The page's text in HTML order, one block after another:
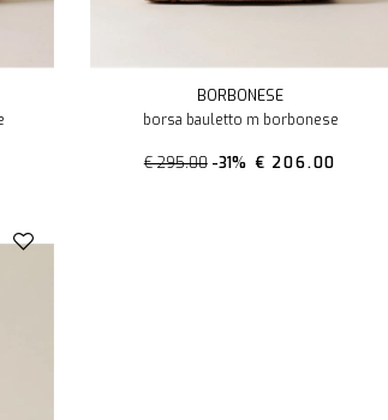
BORBONESE
borsa bauletto m borbonese
€ 295.00 -31% € 206.00